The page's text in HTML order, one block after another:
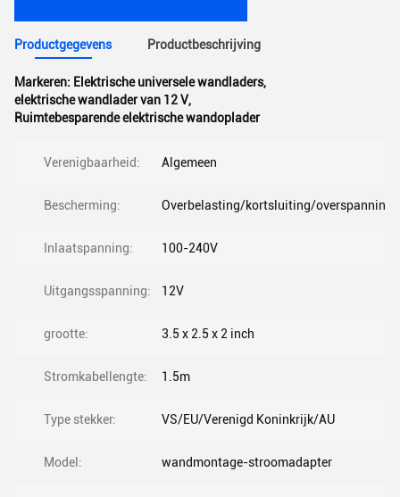
Productgegevens Productbeschrijving
Markeren: Elektrische universele wandladers,
elektrische wandlader van 12 V,
Ruimtebesparende elektrische wandoplader
Verenigbaarheid: Algemeen
Bescherming: Overbelasting/kortsluiting/overspanning
Inlaatspanning: 100-240V
Uitgangsspanning: 12V
grootte: 3.5 x 2.5 x 2 inch
Stromkabellengte: 1.5m
Type stekker: VS/EU/Verenigd Koninkrijk/AU
Model: wandmontage-stroomadapter